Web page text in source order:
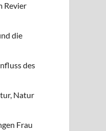
Revier
die
des
Natur
Frau